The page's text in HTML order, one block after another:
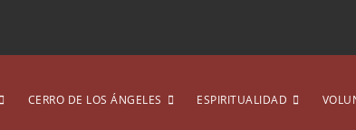
CERRO DE LOS ÁNGELES ESPIRITUALIDAD